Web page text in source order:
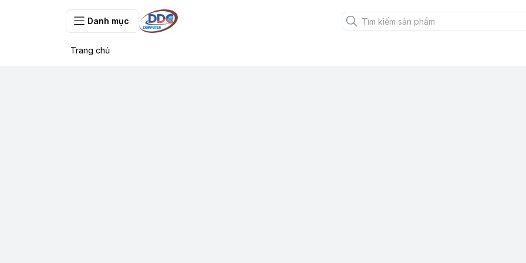
Danh mục
Trang chủ